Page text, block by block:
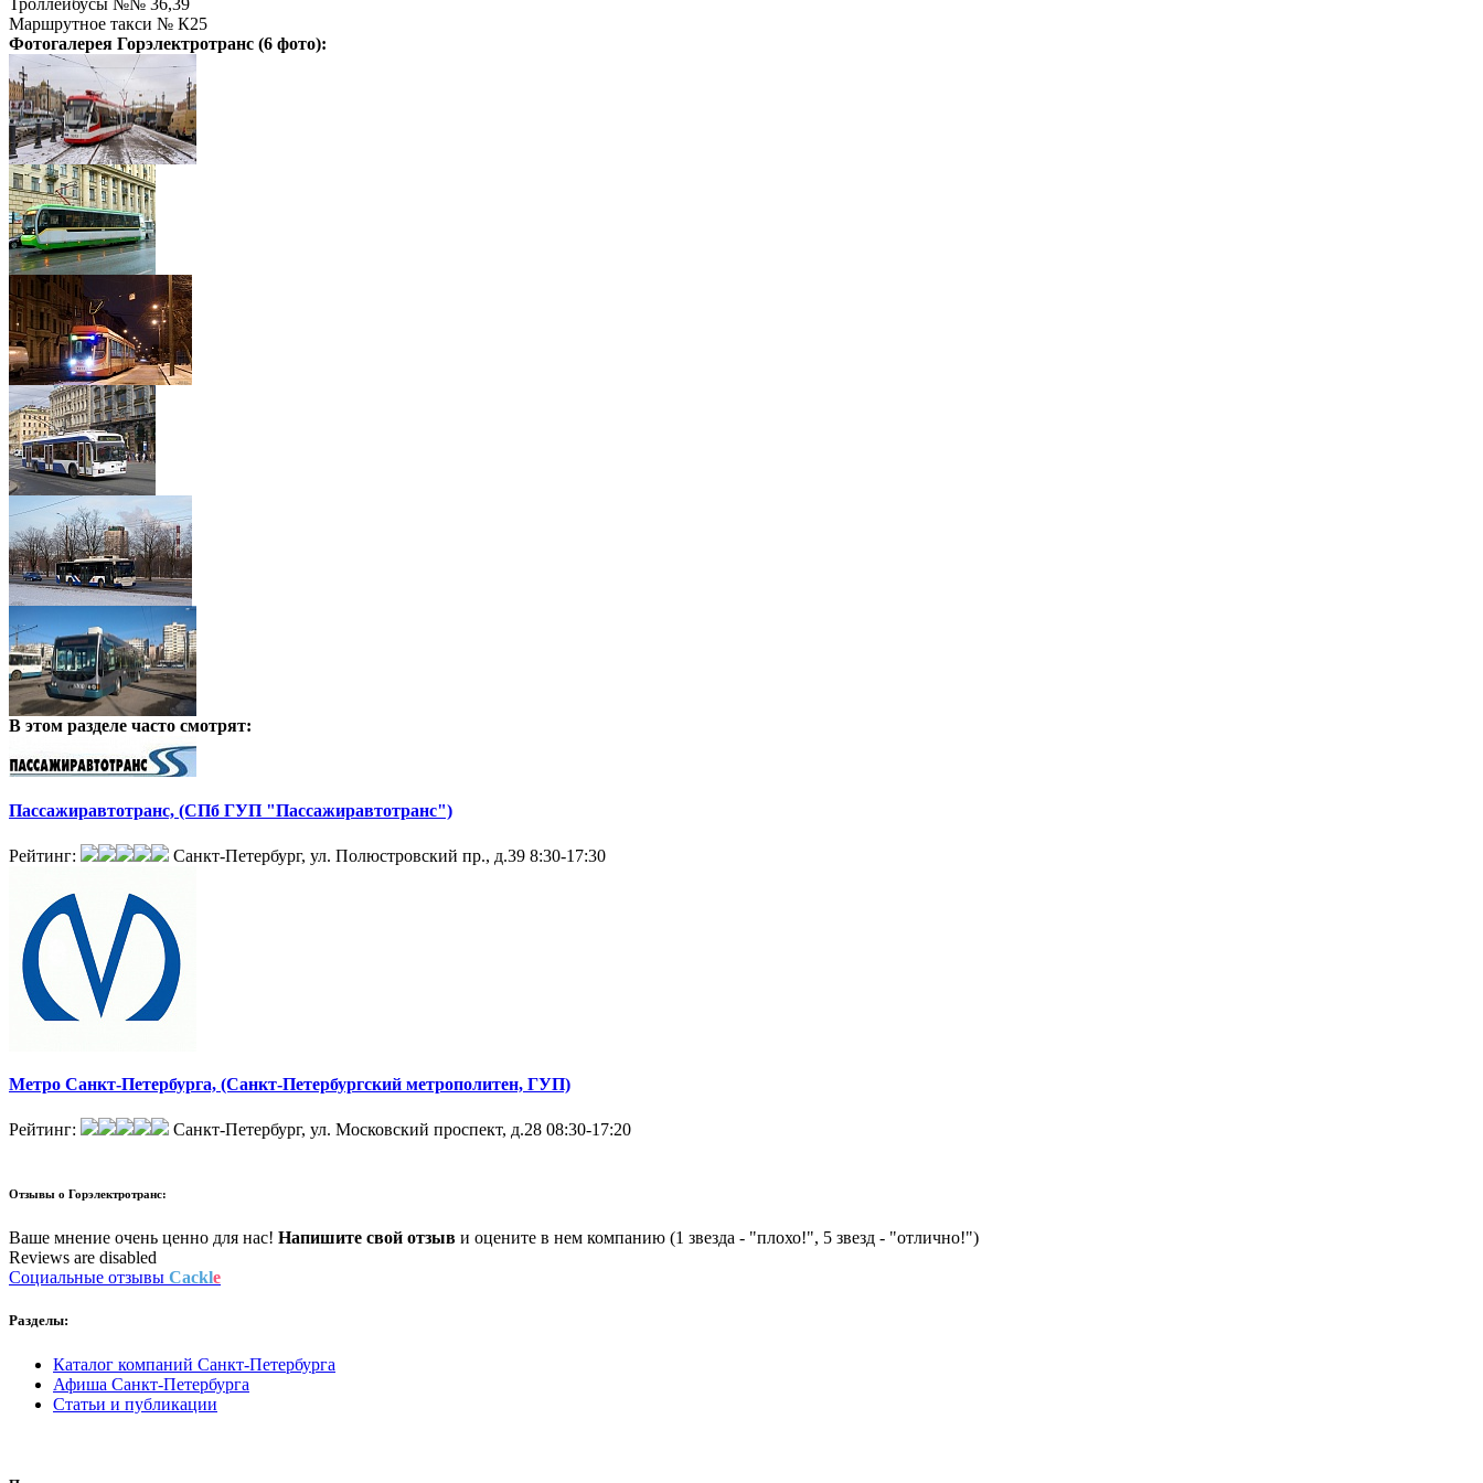
Троллейбусы №№ 36,39
Маршрутное такси № К25
Фотогалерея Горэлектротранс (6 фото):
В этом разделе часто смотрят:
Пассажиравтотранс, (СПб ГУП "Пассажиравтотранс")
Рейтинг: Санкт-Петербург, ул. Полюстровский пр., д.39 8:30-17:30
Метро Санкт-Петербурга, (Санкт-Петербургский метрополитен, ГУП)
Рейтинг: Санкт-Петербург, ул. Московский проспект, д.28 08:30-17:20
Отзывы о Горэлектротранс:
Ваше мнение очень ценно для нас! Напишите свой отзыв и оцените в нем компанию (1 звезда - "плохо!", 5 звезд - "отлично!")
Reviews are disabled
Социальные отзывы Cackle
Разделы:
Каталог компаний Санкт-Петербурга
Афиша Санкт-Петербурга
Статьи и публикации